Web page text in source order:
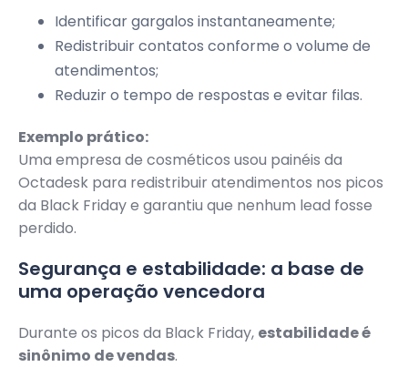
Identificar gargalos instantaneamente;
Redistribuir contatos conforme o volume de
atendimentos;
Reduzir o tempo de respostas e evitar filas.
Exemplo prático:
Uma empresa de cosméticos usou painéis da
Octadesk para redistribuir atendimentos nos picos
da Black Friday e garantiu que nenhum lead fosse
perdido.
Segurança e estabilidade: a base de
uma operação vencedora
Durante os picos da Black Friday, estabilidade é
sinônimo de vendas.